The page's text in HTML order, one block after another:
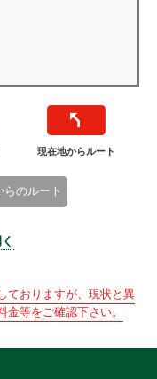
現在地からルート
らのルート
ておりますが、現状と異
等をご確認下さい。